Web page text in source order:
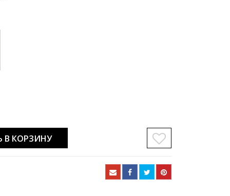
В КОРЗИНУ